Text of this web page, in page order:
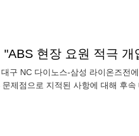
현장 요원 적극
구 NC 다이노스-삼성 라이온즈전
제점으로 지적된 사항에 대해 후